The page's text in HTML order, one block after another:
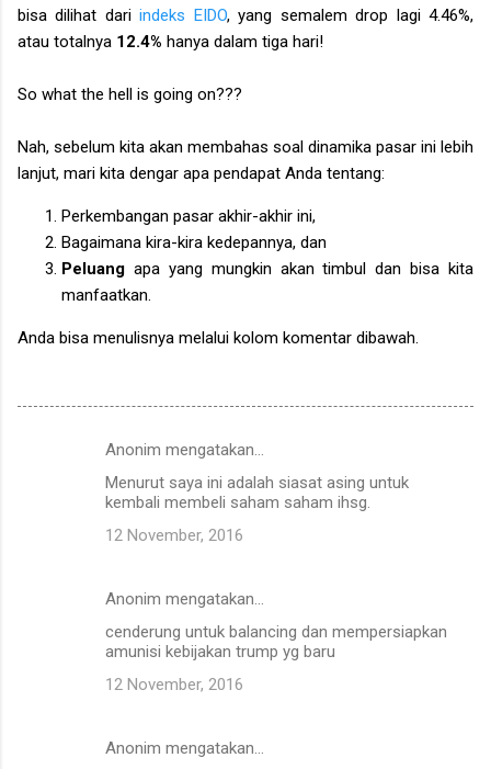
bisa dilihat dariindeks EIDO, yang semalem drop lagi 4.46%,
atau totalnya 12.4% hanya dalam tiga hari!
So what the hell is going on???
Nah, sebelum kita akan membahas soal dinamika pasar ini lebih
lanjut, mari kita dengar apa pendapat Anda tentang:
Perkembangan pasar akhir-akhir ini,
Bagaimana kira-kira kedepannya, dan
Peluang apa yang mungkin akan timbul dan bisa kita
manfaatkan.
Anda bisa menulisnya melalui kolom komentar dibawah.
Anonim mengatakan…
Menurut saya ini adalah siasat asing untuk
kembali membeli saham saham ihsg.
12 November, 2016
Anonim mengatakan…
cenderung untuk balancing dan mempersiapkan
amunisi kebijakan trump yg baru
12 November, 2016
Anonim mengatakan…